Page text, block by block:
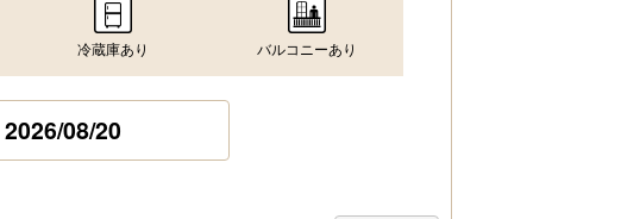
冷蔵庫あり バルコニーあり
2026/08/20